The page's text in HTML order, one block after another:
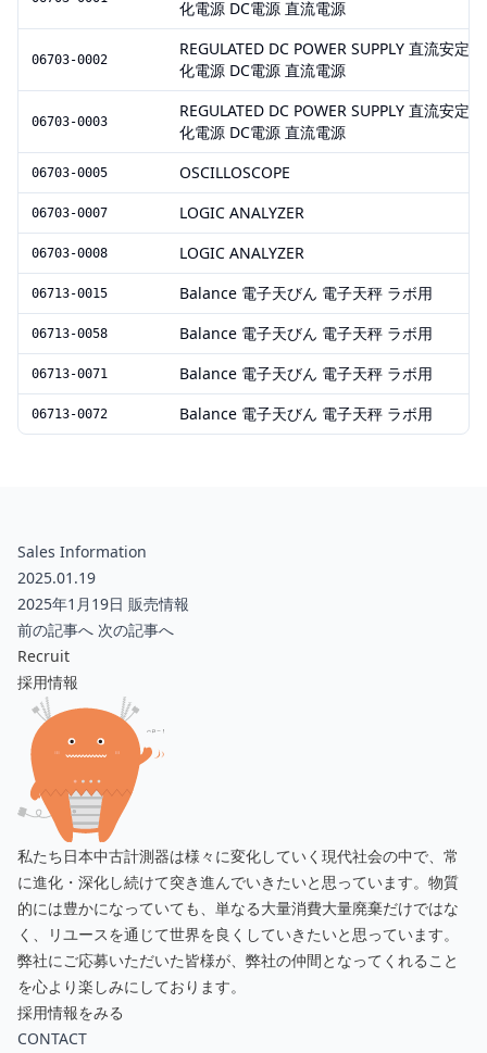
化電源 DC電源 直流電源
06703-0002
REGULATED DC POWER SUPPLY 直流安定
化電源 DC電源 直流電源
06703-0003
REGULATED DC POWER SUPPLY 直流安定
化電源 DC電源 直流電源
06703-0005 OSCILLOSCOPE
06703-0007 LOGIC ANALYZER
06703-0008 LOGIC ANALYZER
06713-0015 Balance 電子天びん 電子天秤 ラボ用
06713-0058 Balance 電子天びん 電子天秤 ラボ用
06713-0071 Balance 電子天びん 電子天秤 ラボ用
06713-0072 Balance 電子天びん 電子天秤 ラボ用
Sales Information
2025.01.19
2025年1月19日 販売情報
前の記事へ 次の記事へ
Recruit
採用情報
私たち日本中古計測器は様々に変化していく現代社会の中で、常
に進化・深化し続けて突き進んでいきたいと思っています。物質
的には豊かになっていても、単なる大量消費大量廃棄だけではな
く、リユースを通じて世界を良くしていきたいと思っています。
弊社にご応募いただいた皆様が、弊社の仲間となってくれること
を心より楽しみにしております。
採用情報をみる
CONTACT